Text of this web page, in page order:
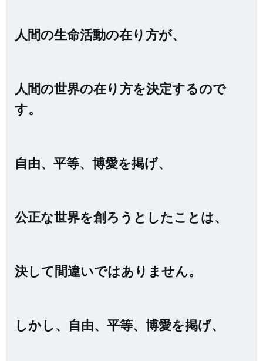
人間の生命活動の在り方が、
人間の世界の在り方を決定するので
す。
自由、平等、博愛を掲げ、
公正な世界を創ろうとしたことは、
決して間違いではありません。
しかし、自由、平等、博愛を掲げ、